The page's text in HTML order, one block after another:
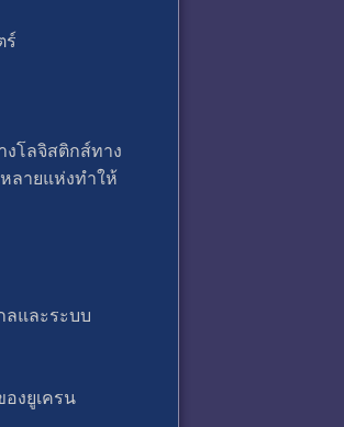
ร์
โลจิสติกส์ทาง
ลายแห่งทำให้
ลและระบบ
งยูเครน